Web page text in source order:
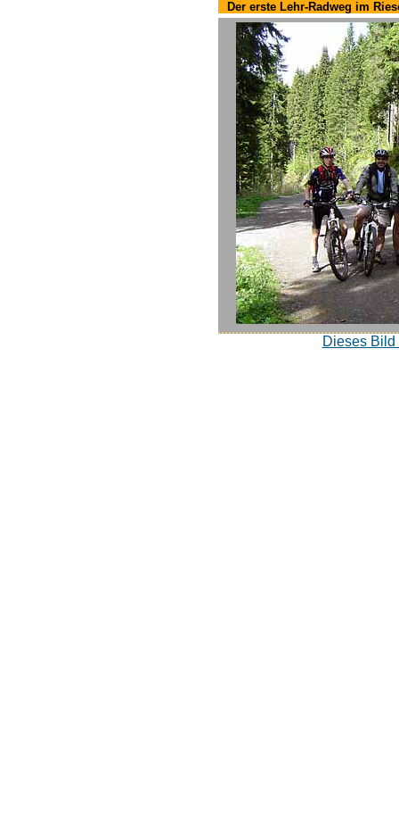
Der erste Lehr-Radweg im
Dieses Bild